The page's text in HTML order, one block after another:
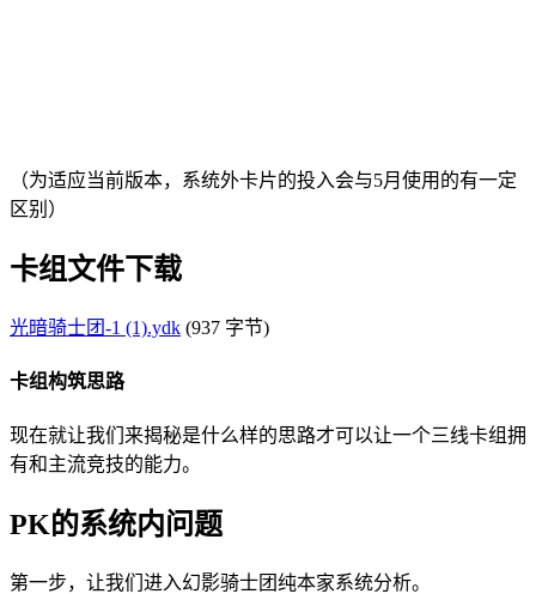
（为适应当前版本，系统外卡片的投入会与5月使用的有一定
区别）
卡组文件下载
光暗骑士团-1 (1).ydk (937 字节)
卡组构筑思路
现在就让我们来揭秘是什么样的思路才可以让一个三线卡组拥
有和主流竞技的能力。
PK的系统内问题
第一步，让我们进入幻影骑士团纯本家系统分析。